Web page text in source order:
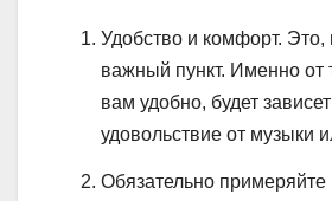
Удобство и комфорт.
важный пункт. Именно от
вам удобно, будет
удовольствие от музыки
Обязательно примеряйте